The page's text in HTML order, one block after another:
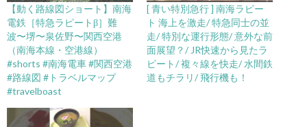
【動く路線図ショート】南海
電鉄［特急ラピートβ］難
波〜堺〜泉佐野〜関西空港
（南海本線・空港線）
#shorts #南海電車 #関西空港
#路線図 #トラベルマップ
#travelboast
[ 青い特別急行 ] 南海ラピー
ト 海上を激走/ 特急同士の並
走/ 特別な運行形態/ 意外な前
面展望？/ JR快速から見たラ
ピート/ 複々線を快走/ 水間鉄
道もチラリ/ 飛行機も！